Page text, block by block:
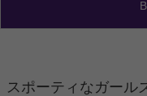
スポーティなガール